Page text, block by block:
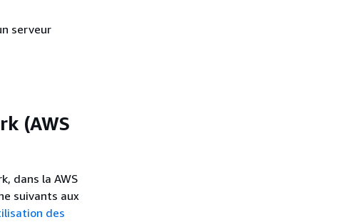
serveur
(AWS
dans la AWS
suivants aux
des